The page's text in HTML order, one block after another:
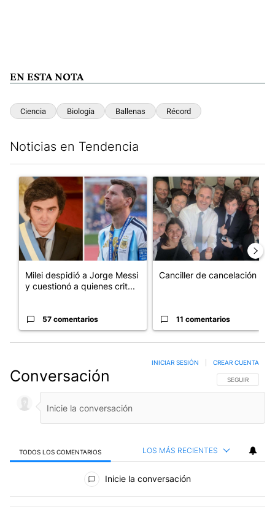
EN ESTA NOTA
Ciencia Biología Ballenas Récord
Noticias en Tendencia
Un artículo de tendencia con el título "Milei despidió a Jorge
Milei despidió a Jorge Messi
y cuestionó a quienes crit...
57 comentarios
Un artículo de tendencia con
Canciller de cancelación
11 comentarios
Conversación SIGA ESTA
SEGUIR
INICIAR SESIÓN CREAR CUENTA
TODOS LOS COMENTARIOS LOS MÁS RECIENTES
Todos los comentarios
Inicie la conversación